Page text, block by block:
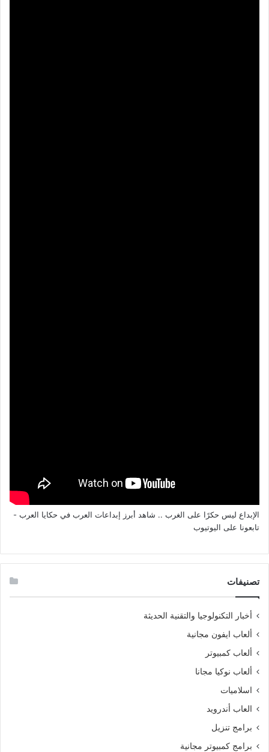
الإبداع ليس حكرًا على الغرب .. شاهد أبرز إبداعات العرب في حكايا العرب -
تابعونا على اليوتيوب
تصنيفات
أخبار التكنولوجيا والتقنية الحديثة
ألعاب ايفون مجانية
ألعاب كمبيوتر
ألعاب نوكيا مجانا
اسلاميات
العاب أندرويد
برامج تنزيل
برامج كمبيوتر مجانية